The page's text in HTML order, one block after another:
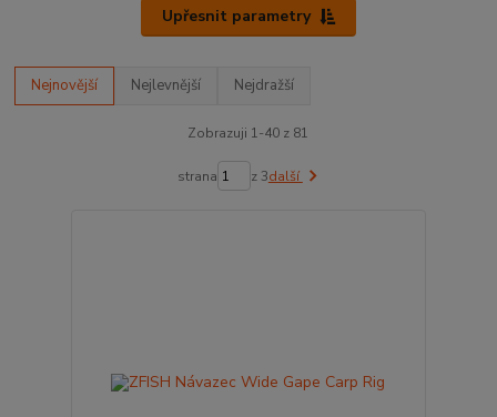
Upřesnit parametry
Nejnovější Nejlevnější Nejdražší
Zobrazuji 1-40 z 81
strana z 3další